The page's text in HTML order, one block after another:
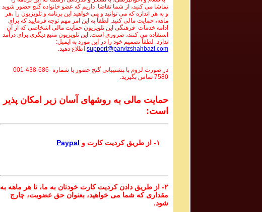
تماشا می کنید، از شما تقاضا داریم که عضو خانواده گنج حضور شوید
و به هر اندازه که می توانید و می خواهید این برنامه و تلویزیون را ،هر
ماهه، حمایت مالی کنید. لطفاً به این امر مهم توجه فرمایید که برای
ادامه خدمات فرهنگی این تلویزیون حمایت مالی اشخاصی که از آن
استفاده می کنند، ضروری است. این تلویزیون منبع دیگری برای درآمد
ندارد. لطفاً تصمیم خود را در این مورد به ایمیل:
support@parvizshahbazi.com اطلاع دهید.
در صورت لزوم با ‍پشتیبانی گنج حضور با شماره 001-438-686-
7580 تماس بگیرید.
حمایت مالی به روشهای آسان زیر امکان پذیر
است:
Paypal
۲- از طریق دادن کردیت کارت خودتان به ما، تا هر ماهه به
مقداری که شما می خواهید، بعنوان حق عضویت، چارج
شود.